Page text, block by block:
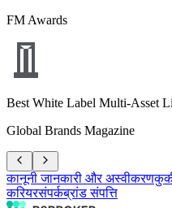
FM Awards
Best White Label Multi-Asset
Global Brands Magazine
कानूनी जानकारी और अस्वीकरण
करियरसंपर्कब्रांड संपत्ति